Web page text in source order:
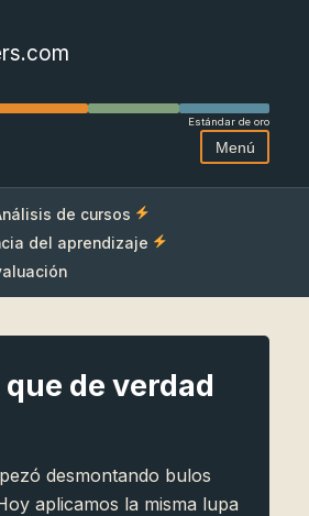
Estándar de oro
Menú
de cursos
del aprendizaje
de verdad
desmontando bulos
aplicamos la misma lupa